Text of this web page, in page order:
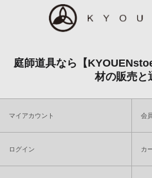
庭師道具なら【
材の販売と
マイアカウント 会
ログイン カ